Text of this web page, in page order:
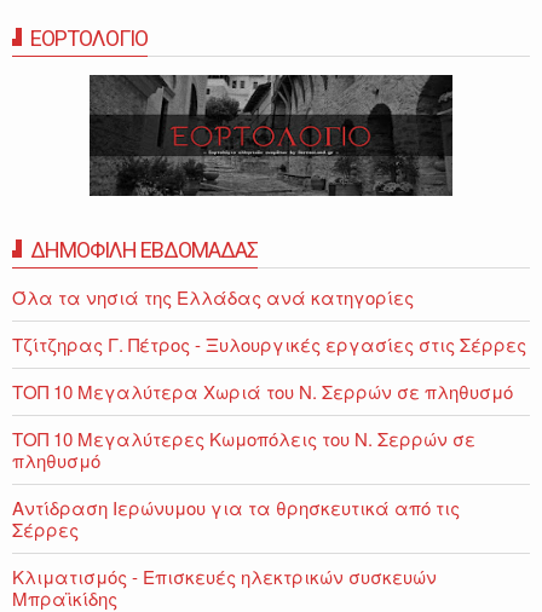
ΕΟΡΤΟΛΟΓΙΟ
ΔΗΜΟΦΙΛΗ ΕΒΔΟΜΑΔΑΣ
Όλα τα νησιά της Ελλάδας ανά κατηγορίες
Τζίτζηρας Γ. Πέτρος - Ξυλουργικές εργασίες στις Σέρρες
ΤΟΠ 10 Μεγαλύτερα Χωριά του Ν. Σερρών σε πληθυσμό
ΤΟΠ 10 Μεγαλύτερες Κωμοπόλεις του Ν. Σερρών σε
πληθυσμό
Αντίδραση Ιερώνυμου για τα θρησκευτικά από τις
Σέρρες
Κλιματισμός - Επισκευές ηλεκτρικών συσκευών
Μπραϊκίδης